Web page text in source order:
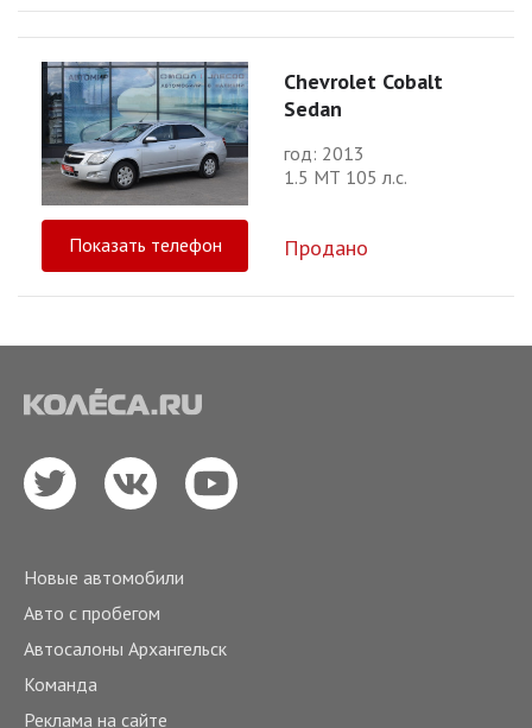
Chevrolet Cobalt
Sedan
год: 2013
1.5 МТ 105 л.с.
Показать телефон Продано
Новые автомобили
Авто с пробегом
Автосалоны Архангельск
Команда
Реклама на сайте